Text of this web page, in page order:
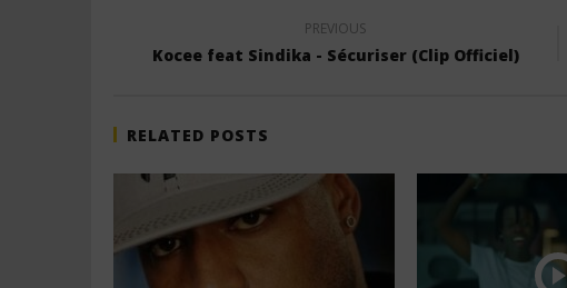
PREVIOUS
Kocee feat Sindika - Sécuriser (Clip Officiel)
RELATED POSTS